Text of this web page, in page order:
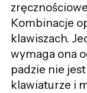
Kombinacje
klawiszach.
wymaga ona
padzie nie
klawiaturze i